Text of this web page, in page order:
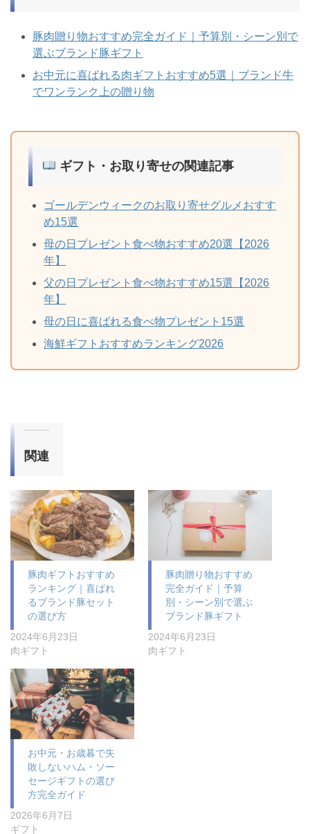
豚肉贈り物おすすめ完全ガイド｜予算別・シーン別で
選ぶブランド豚ギフト
お中元に喜ばれる肉ギフトおすすめ5選｜ブランド牛
でワンランク上の贈り物
ギフト・お取り寄せの関連記事
ゴールデンウィークのお取り寄せグルメおすす
め15選
母の日プレゼント食べ物おすすめ20選【2026
年】
父の日プレゼント食べ物おすすめ15選【2026
年】
母の日に喜ばれる食べ物プレゼント15選
海鮮ギフトおすすめランキング2026
関連
豚肉ギフトおすすめ
ランキング｜喜ばれ
るブランド豚セット
の選び方
2024年6月23日
肉ギフト
豚肉贈り物おすすめ
完全ガイド｜予算
別・シーン別で選ぶ
ブランド豚ギフト
2024年6月23日
肉ギフト
お中元・お歳暮で失
敗しないハム・ソー
セージギフトの選び
方完全ガイド
2026年6月7日
ギフト